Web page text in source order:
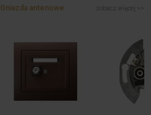
Gniazda antenowe zobacz więcej >>